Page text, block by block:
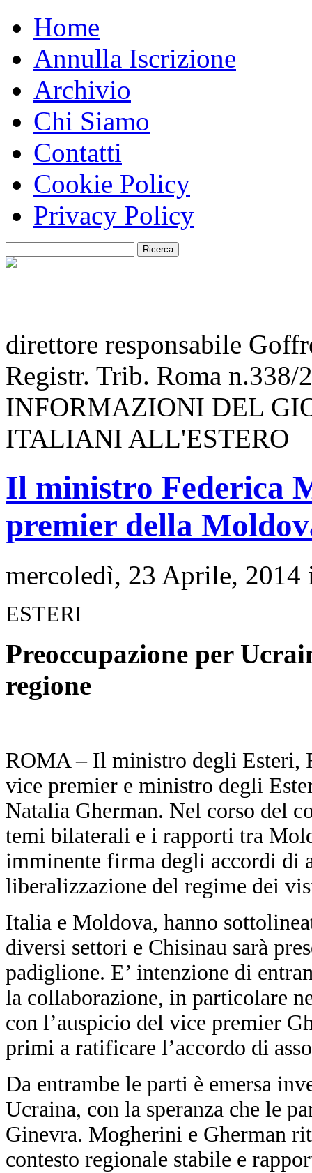
Home
Annulla Iscrizione
Archivio
Chi Siamo
Contatti
Cookie Policy
Privacy Policy
direttore responsabile
Registr. Trib. Roma n.338/
INFORMAZIONI DEL
ITALIANI ALL'ESTERO
Il ministro Federica
premier della
mercoledì, 23 Aprile,
ESTERI
Preoccupazione per
regione
ROMA – Il ministro degli Esteri,
vice premier e ministro degli
Natalia Gherman. Nel corso del
temi bilaterali e i rapporti tra
imminente firma degli accordi di
liberalizzazione del regime dei
Italia e Moldova, hanno
diversi settori e Chisinau sarà
padiglione. E’ intenzione di
la collaborazione, in particolare
con l’auspicio del vice premier
primi a ratificare l’accordo di
Da entrambe le parti è emersa
Ucraina, con la speranza che le
Ginevra. Mogherini e Gherman
contesto regionale stabile e